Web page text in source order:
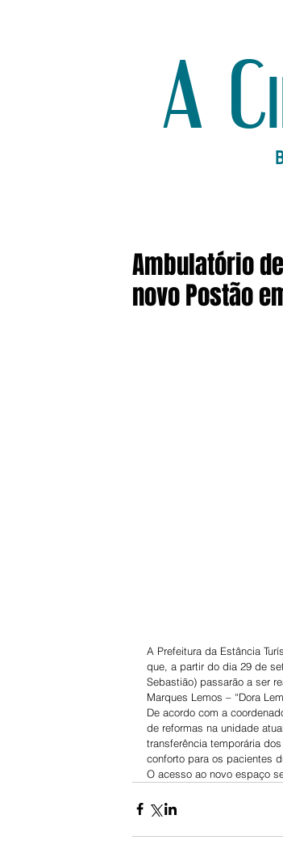
A
Ambulatório
novo Postão
A Prefeitura da Estância
que, a partir do dia 29 de
Sebastião) passarão a ser
Marques Lemos – “Dora
De acordo com a
de reformas na unidade
transferência temporária
conforto para os pacientes
O acesso ao novo espaço